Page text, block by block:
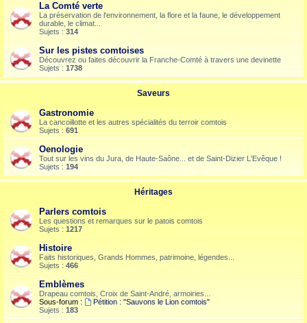
La Comté verte
La préservation de l'environnement, la flore et la faune, le développement
durable, le climat...
Sujets : 314
Sur les pistes comtoises
Découvrez ou faites découvrir la Franche-Comté à travers une devinette
Sujets : 1738
Saveurs
Gastronomie
La cancoillotte et les autres spécialités du terroir comtois
Sujets : 691
Oenologie
Tout sur les vins du Jura, de Haute-Saône... et de Saint-Dizier L'Evêque !
Sujets : 194
Héritages
Parlers comtois
Les questions et remarques sur le patois comtois
Sujets : 1217
Histoire
Faits historiques, Grands Hommes, patrimoine, légendes...
Sujets : 466
Emblèmes
Drapeau comtois, Croix de Saint-André, armoiries...
Sous-forum :
Pétition : "Sauvons le Lion comtois"
Sujets : 183